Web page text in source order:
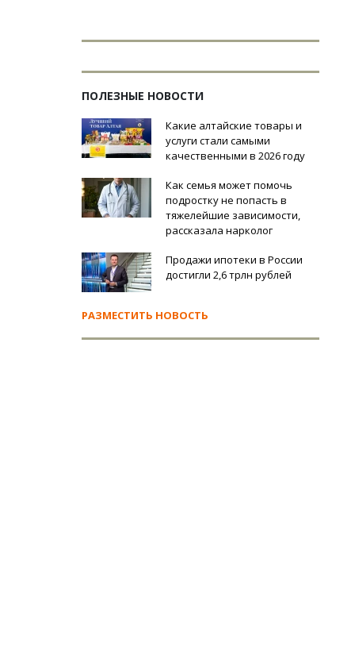
ПОЛЕЗНЫЕ НОВОСТИ
Какие алтайские товары и
услуги стали самыми
качественными в 2026 году
Как семья может помочь
подростку не попасть в
тяжелейшие зависимости,
рассказала нарколог
Продажи ипотеки в России
достигли 2,6 трлн рублей
РАЗМЕСТИТЬ НОВОСТЬ